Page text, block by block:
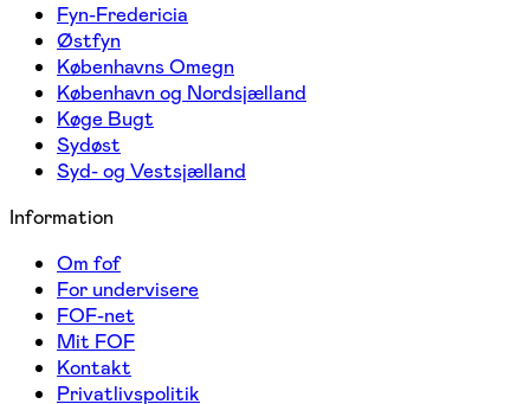
Fyn-Fredericia
Østfyn
Københavns Omegn
København og Nordsjælland
Køge Bugt
Sydøst
Syd- og Vestsjælland
Information
Om fof
For undervisere
FOF-net
Mit FOF
Kontakt
Privatlivspolitik